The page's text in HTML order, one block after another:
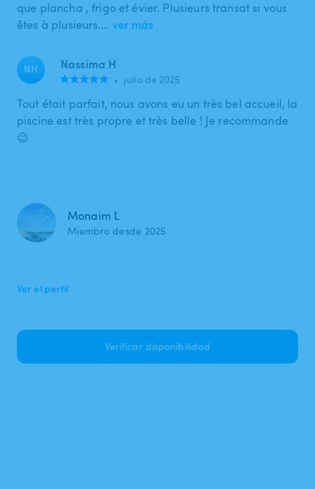
que plancha , frigo et évier. Plusieurs transat si vous
êtes à plusieurs.… ver más
NH Nassima H
• julio de 2025
Tout était parfait, nous avons eu un très bel accueil, la
piscine est très propre et très belle ! Je recommande
😉
Monaim L
Miembro desde 2025
Ver el perfil
Verificar disponibilidad